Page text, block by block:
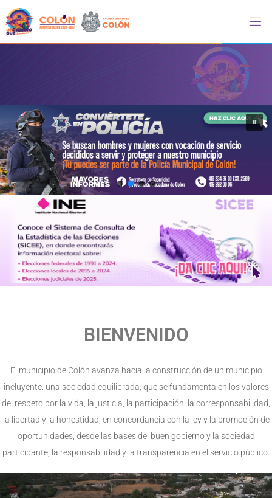
BIENVENIDO
El municipio de Colón avanza hacia la construcción de un municipio
incluyente: una sociedad equilibrada, que se fundamenta en los valores
del respeto por la vida, la justicia, la participación, la corresponsabilidad,
la libertad y la honestidad, en concordancia con la ley y la promoción de
oportunidades, desde las bases del buen gobierno y la sociedad
participante, la responsabilidad y la transparencia en el servicio público.